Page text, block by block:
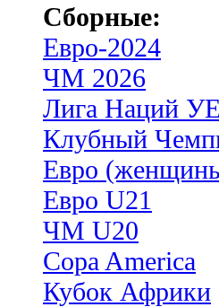
Сборные:
Евро-2024
ЧМ 2026
Лига Наций
Клубный
Евро
Евро U21
ЧМ U20
Copa America
Кубок Африки